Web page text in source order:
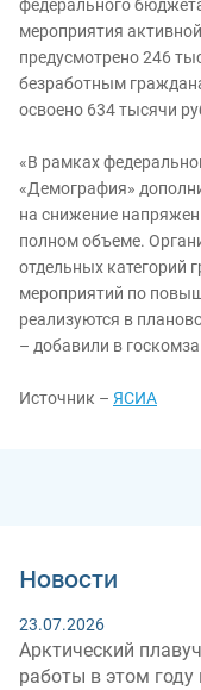
федерального
мероприятия
предусмотрено 246
безработным
освоено 634 тысячи
«В рамках
«Демография»
на снижение
полном объеме.
отдельных категорий
мероприятий по
реализуются в
– добавили в
Источник – ЯСИА
Новости
23.07.2026
Арктический
работы в этом